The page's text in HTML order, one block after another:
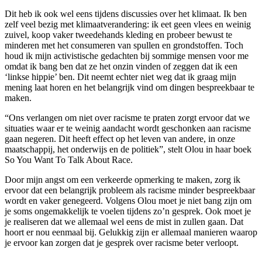
Dit heb ik ook wel eens tijdens discussies over het klimaat. Ik ben
zelf veel bezig met klimaatverandering: ik eet geen vlees en weinig
zuivel, koop vaker tweedehands kleding en probeer bewust te
minderen met het consumeren van spullen en grondstoffen. Toch
houd ik mijn activistische gedachten bij sommige mensen voor me
omdat ik bang ben dat ze het onzin vinden of zeggen dat ik een
‘linkse hippie’ ben. Dit neemt echter niet weg dat ik graag mijn
mening laat horen en het belangrijk vind om dingen bespreekbaar te
maken.
“Ons verlangen om niet over racisme te praten zorgt ervoor dat we
situaties waar er te weinig aandacht wordt geschonken aan racisme
gaan negeren. Dit heeft effect op het leven van andere, in onze
maatschappij, het onderwijs en de politiek”, stelt Olou in haar boek
So You Want To Talk About Race.
Door mijn angst om een verkeerde opmerking te maken, zorg ik
ervoor dat een belangrijk probleem als racisme minder bespreekbaar
wordt en vaker genegeerd. Volgens Olou moet je niet bang zijn om
je soms ongemakkelijk te voelen tijdens zo’n gesprek. Ook moet je
je realiseren dat we allemaal wel eens de mist in zullen gaan. Dat
hoort er nou eenmaal bij. Gelukkig zijn er allemaal manieren waarop
je ervoor kan zorgen dat je gesprek over racisme beter verloopt.